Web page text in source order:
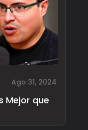
Ago 31, 2024
Mejor que